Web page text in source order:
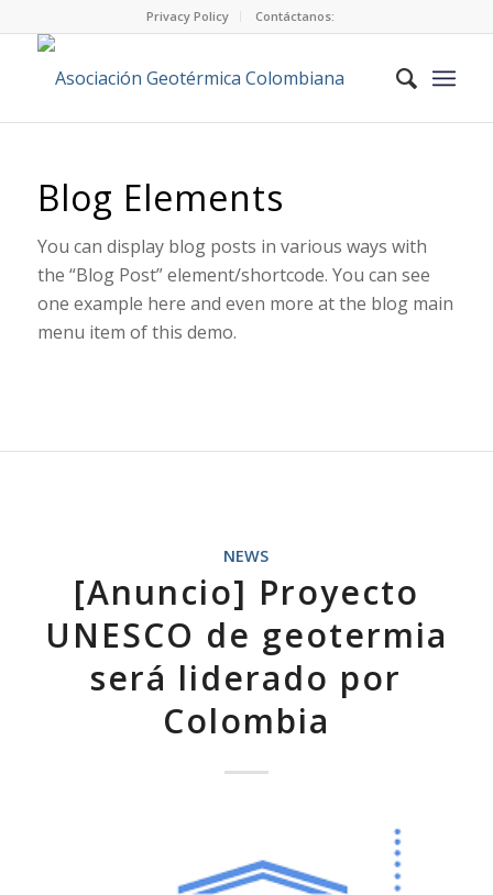
Privacy Policy Contáctanos:
Blog Elements
You can display blog posts in various ways with
the “Blog Post” element/shortcode. You can see
one example here and even more at the blog main
menu item of this demo.
NEWS
[Anuncio] Proyecto
UNESCO de geotermia
será liderado por
Colombia